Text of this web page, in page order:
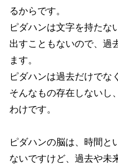
るからです。
ピダハンは文字を持たな
出すこともないので、過
ます。
ピダハンは過去だけでな
そんなもの存在しないし
わけです。
ピダハンの脳は、時間と
ないですけど、過去や未